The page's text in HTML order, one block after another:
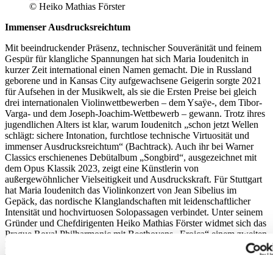
© Heiko Mathias Förster
Immenser Ausdrucksreichtum
Mit beeindruckender Präsenz, technischer Souveränität und feinem
Gespür für klangliche Spannungen hat sich Maria Ioudenitch in
kurzer Zeit international einen Namen gemacht. Die in Russland
geborene und in Kansas City aufgewachsene Geigerin sorgte 2021
für Aufsehen in der Musikwelt, als sie die Ersten Preise bei gleich
drei internationalen Violinwettbewerben – dem Ysaÿe-, dem Tibor-
Varga- und dem Joseph-Joachim-Wettbewerb – gewann. Trotz ihres
jugendlichen Alters ist klar, warum Ioudenitch „schon jetzt Wellen
schlägt: sichere Intonation, furchtlose technische Virtuosität und
immenser Ausdrucksreichtum“ (Bachtrack). Auch ihr bei Warner
Classics erschienenes Debütalbum „Songbird“, ausgezeichnet mit
dem Opus Klassik 2023, zeigt eine Künstlerin von
außergewöhnlicher Vielseitigkeit und Ausdruckskraft. Für Stuttgart
hat Maria Ioudenitch das Violinkonzert von Jean Sibelius im
Gepäck, das nordische Klanglandschaften mit leidenschaftlicher
Intensität und hochvirtuosen Solopassagen verbindet. Unter seinem
Gründer und Chefdirigenten Heiko Mathias Förster widmet sich das
Prague Royal Philharmonic mit Beethovens „Eroica“ einem zweiten
Meilenstein der Musikgeschichte – revolutionär in Form, Ausdruck